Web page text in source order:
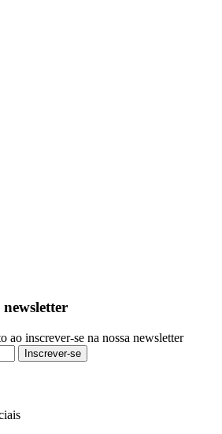
newsletter
ao inscrever-se na nossa newsletter
Inscrever-se